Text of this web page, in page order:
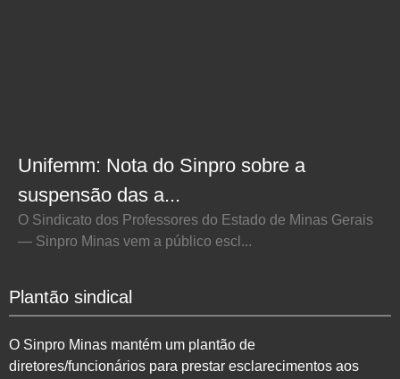
Unifemm: Nota do Sinpro sobre a
suspensão das a...
O Sindicato dos Professores do Estado de Minas Gerais
— Sinpro Minas vem a público escl...
Plantão sindical
O Sinpro Minas mantém um plantão de
diretores/funcionários para prestar esclarecimentos aos